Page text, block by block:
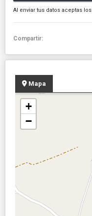
Al enviar tus datos aceptas los
Compartir:
Mapa
+
−